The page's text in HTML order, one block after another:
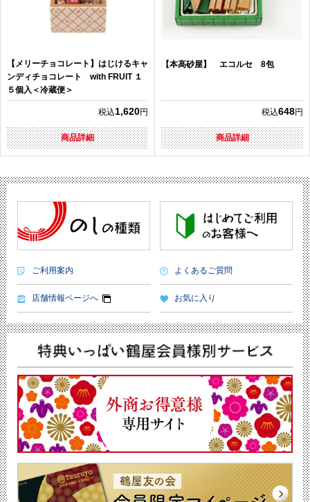
【メリーチョコレート】はじけるキャ
ンディチョコレート with FRUIT １
５個入＜冷蔵便＞
税込1,620円
商品詳細
【本高砂屋】 エコルセ 8包
税込648円
商品詳細
ご利用案内 よくあるご質問
店舗情報ページへ お気に入り